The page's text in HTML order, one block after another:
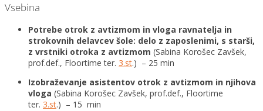
Vsebina
Potrebe otrok z avtizmom in vloga ravnatelja in
strokovnih delavcev šole: delo z zaposlenimi, s starši,
z vrstniki otroka z avtizmom (Sabina Korošec Zavšek,
prof.def., Floortime ter. 3.st.) – 25 min
Izobraževanje asistentov otrok z avtizmom in njihova
vloga (Sabina Korošec Zavšek, prof.def., Floortime
ter. 3.st.) – 15 min